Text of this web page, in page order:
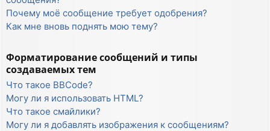
Почему моё сообщение требует одобрения?
Как мне вновь поднять мою тему?
Форматирование сообщений и типы
создаваемых тем
Что такое BBCode?
Могу ли я использовать HTML?
Что такое смайлики?
Могу ли я добавлять изображения к сообщениям?